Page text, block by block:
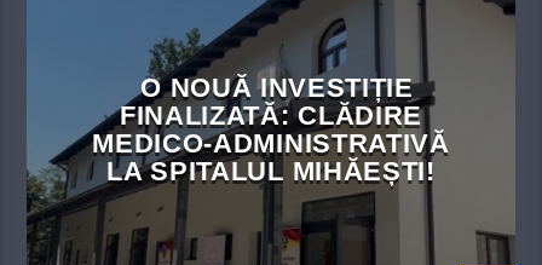
O NOUĂ INVESTIȚIE
FINALIZATĂ: CLĂDIRE
MEDICO-ADMINISTRATIVĂ
LA SPITALUL MIHĂEȘTI!​